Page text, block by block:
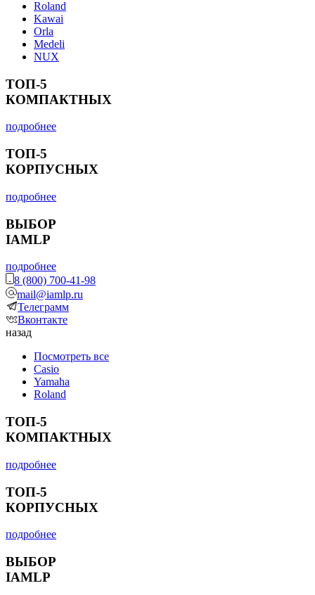
Roland
Kawai
Orla
Medeli
NUX
ТОП-5
КОМПАКТНЫХ
подробнее
ТОП-5
КОРПУСНЫХ
подробнее
ВЫБОР
IAMLP
подробнее
8 (800) 700-41-98
mail@iamlp.ru
Телеграмм
Вконтакте
назад
Посмотреть все
Casio
Yamaha
Roland
ТОП-5
КОМПАКТНЫХ
подробнее
ТОП-5
КОРПУСНЫХ
подробнее
ВЫБОР
IAMLP